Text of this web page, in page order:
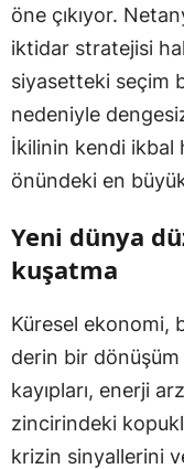
öne çıkıyor.
iktidar stratejisi
siyasetteki seçim
nedeniyle
İkilinin kendi ikbal
önündeki en
Yeni dünya
kuşatma
Küresel ekonomi,
derin bir dönüşüm
kayıpları, enerji
zincirindeki
krizin sinyallerini